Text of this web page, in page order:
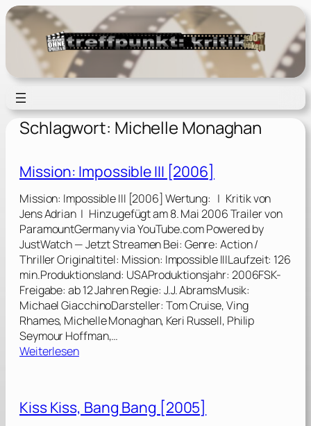
Zum
Inhalt
springen
Schlagwort: Michelle Monaghan
Mission: Impossible III [2006]
Mission: Impossible III [2006] Wertung: | Kritik von
Jens Adrian | Hinzugefügt am 8. Mai 2006 Trailer von
ParamountGermany via YouTube.com Powered by
JustWatch — Jetzt Streamen Bei: Genre: Action /
Thriller Originaltitel: Mission: Impossible IIILaufzeit: 126
min.Produktionsland: USAProduktionsjahr: 2006FSK-
Freigabe: ab 12 Jahren Regie: J.J. AbramsMusik:
Michael GiacchinoDarsteller: Tom Cruise, Ving
Rhames, Michelle Monaghan, Keri Russell, Philip
Seymour Hoffman,…
Weiterlesen:
s
Kiss Kiss, Bang Bang [2005]